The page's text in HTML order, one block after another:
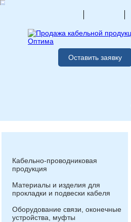
Оставить заявку
Кабельно-проводниковая
продукция
Материалы и изделия для
прокладки и подвески кабеля
Оборудование связи, оконечные
устройства, муфты